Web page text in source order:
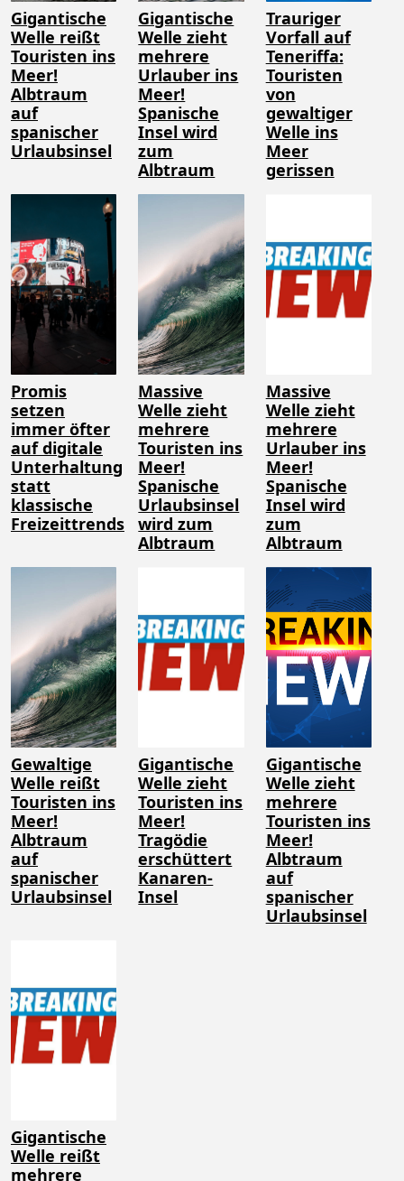
Gigantische
Welle reißt
Touristen ins
Meer!
Albtraum
auf
spanischer
Urlaubsinsel
Gigantische
Welle zieht
mehrere
Urlauber ins
Meer!
Spanische
Insel wird
zum
Albtraum
Trauriger
Vorfall auf
Teneriffa:
Touristen
von
gewaltiger
Welle ins
Meer
gerissen
Promis
setzen
immer öfter
auf digitale
Unterhaltung
statt
klassische
Freizeittrends
Massive
Welle zieht
mehrere
Touristen ins
Meer!
Spanische
Urlaubsinsel
wird zum
Albtraum
Massive
Welle zieht
mehrere
Urlauber ins
Meer!
Spanische
Insel wird
zum
Albtraum
Gewaltige
Welle reißt
Touristen ins
Meer!
Albtraum
auf
spanischer
Urlaubsinsel
Gigantische
Welle zieht
Touristen ins
Meer!
Tragödie
erschüttert
Kanaren-
Insel
Gigantische
Welle zieht
mehrere
Touristen ins
Meer!
Albtraum
auf
spanischer
Urlaubsinsel
Gigantische
Welle reißt
mehrere